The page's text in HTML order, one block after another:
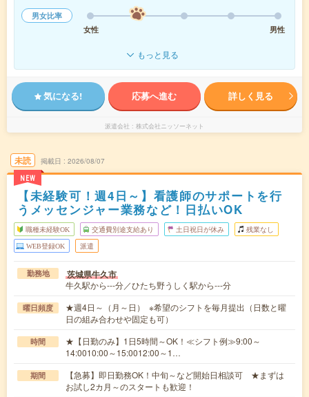
男女比率
女性
男性
もっと見る
気になる! 応募へ進む 詳しく見る
派遣会社 株式会社ニッソーネット
未読
NEW
掲載日 2026/08/07
【未経験可！週4日～】看護師のサポートを行
うメッセンジャー業務など！日払いOK
職種未経験OK 交通費別途支給あり 土日祝日が休み 残業なし
WEB登録OK 派遣
勤務地 茨城県牛久市
牛久駅から---分／ひたち野うしく駅から---分
曜日頻度
★週4日～（月～日） ※希望のシフトを毎月提出（日数と曜
日の組み合わせや固定も可）
時間
★【日勤のみ】1日5時間～OK！≪シフト例≫9:00～
14:0010:00～15:0012:00～1…
期間
【急募】即日勤務OK！中旬～など開始日相談可 ★まずは
お試し2カ月～のスタートも歓迎！